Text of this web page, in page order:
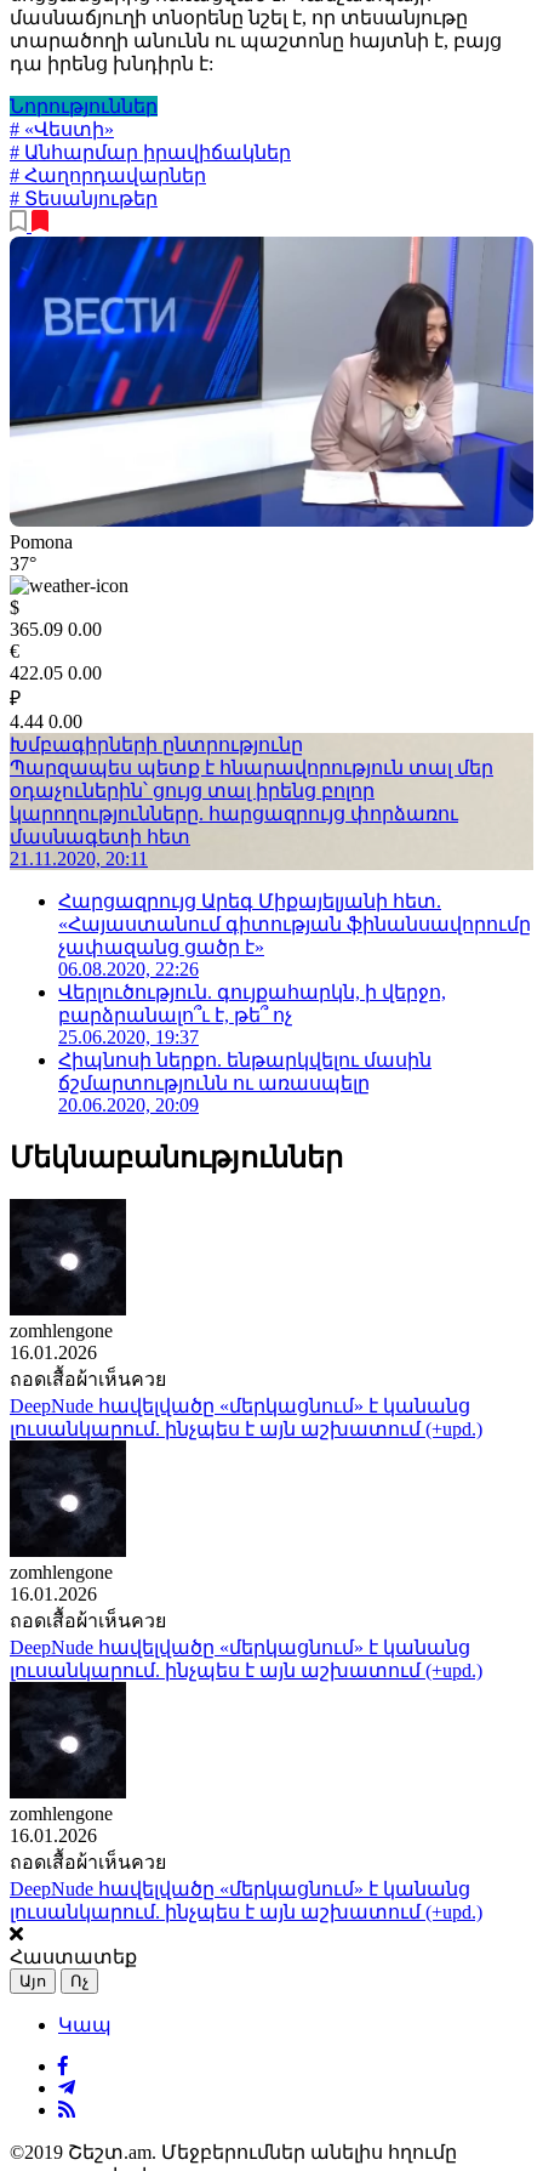
մասնաճյուղի տնօրենը նշել է, որ տեսանյութը
տարածողի անունն ու պաշտոնը հայտնի է, բայց
դա իրենց խնդիրն է:
Նորություններ
# «Վեստի»
# Անհարմար իրավիճակներ
# Հաղորդավարներ
# Տեսանյութեր
Pomona
37°
$
365.09 0.00
€
422.05 0.00
₽
4.44 0.00
Խմբագիրների ընտրությունը
Պարզապես պետք է հնարավորություն տալ մեր
օդաչուներին՝ ցույց տալ իրենց բոլոր
կարողությունները. հարցազրույց փորձառու
մասնագետի հետ
21.11.2020, 20:11
Հարցազրույց Արեգ Միքայելյանի հետ.
«Հայաստանում գիտության ֆինանսավորումը
չափազանց ցածր է»
06.08.2020, 22:26
Վերլուծություն. գույքահարկն, ի վերջո,
բարձրանալո՞ւ է, թե՞ ոչ
25.06.2020, 19:37
Հիպնոսի ներքո. ենթարկվելու մասին
ճշմարտությունն ու առասպելը
20.06.2020, 20:09
Մեկնաբանություններ
zomhlengone
16.01.2026
ถอดเสื้อผ้าเห็นควย
DeepNude հավելվածը «մերկացնում» է կանանց
լուսանկարում. ինչպես է այն աշխատում (+upd.)
zomhlengone
16.01.2026
ถอดเสื้อผ้าเห็นควย
DeepNude հավելվածը «մերկացնում» է կանանց
լուսանկարում. ինչպես է այն աշխատում (+upd.)
zomhlengone
16.01.2026
ถอดเสื้อผ้าเห็นควย
DeepNude հավելվածը «մերկացնում» է կանանց
լուսանկարում. ինչպես է այն աշխատում (+upd.)
Հաստատեք
Այո Ոչ
Կապ
©2019 Շեշտ.am. Մեջբերումներ անելիս հղումը